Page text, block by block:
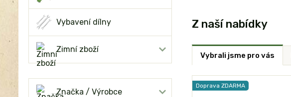
Vybavení dílny
Zimní zboží
Značka / Výrobce
Z naší nabídky
Vybrali jsme pro vás
Doprava ZDARMA